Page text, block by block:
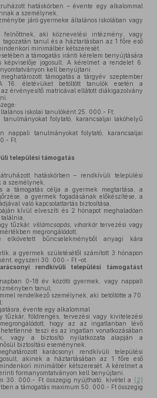
hatáskörben – évente egy alkalommal
a személynek,
járó gyermeke általános iskolában vagy
aki köznevelési intézmény, vagy
tanul és a háztartásban az 1 főre eső
minimálbér kétszeresét.
a támogatás iránti kérelem benyújtására
képviselője jogosult. A kérelmet a rendelet 6.
kell benyújtani.
támogatás a tárgyév szeptember
16. életévüket betöltött tanulók esetén a
érvényesítő matricával ellátott diákigazolvány
iskolai tanulóként 25. 000.- Ft;
folytató, karancsaljai lakóhelyű
nappali tanulmányokat folytató, karancsaljai
Ft.
települési támogatás
hatáskörben – rendkívüli települési
a személynek,
a támogatás célja a gyermek megtartása, a
a gyermek fogadásának előkészítése, a
való kapcsolattartás biztosítása,
kívül elveszíti és 2 hónapot meghaladóan
tűzkár, villámcsapás, viharkár tervezési vagy
megrongálódott,
bűncselekményből anyagi kára
a gyermek születésétől számított 3 hónapon
egyszeri 30. 000.- Ft –ot.
rendkívüli települési támogatást
0-18 év közötti gyermek, vagy nappali
tanul;
rendelkező személynek, aki betöltötte a 70.
évente egy alkalommal
tűzkár, földrengés, tervezési vagy kivitelezési
hogy az az ingatlanban lévő
teszi és az ingatlan vonatkozásában
vagy a biztosító nyilatkozata alapján a
biztosítási eseménynek.
karácsonyi rendkívüli települési
akinek a háztartásában az 1 főre eső
minimálbér kétszeresét. A kérelmet a
formanyomtatványon kell benyújtani.
30. 000.- Ft összegig nyújtható, kivétel a (2)
a támogatás maximum 50. 000.- Ft összegig